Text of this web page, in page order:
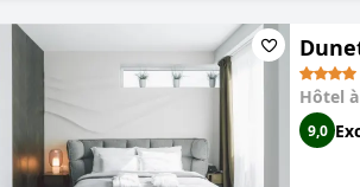
Un parking est disponible, bien que
certains clients ont trouvé le parking petit
Dans l'ensemble, l'Hôtel Euterpe est
quant à savoir s'il répond pleinement aux
historique de Klaipeda tout en profitant du
Hôtel à
9,0